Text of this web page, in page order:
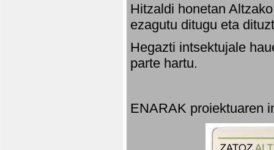
Hitzaldi honetan
ezagutu ditugu eta
Hegazti intsektujale
parte hartu.
ENARAK proiektuaren